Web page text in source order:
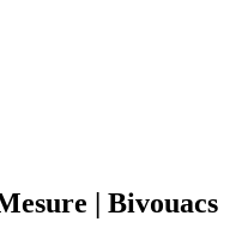
| Bivouacs